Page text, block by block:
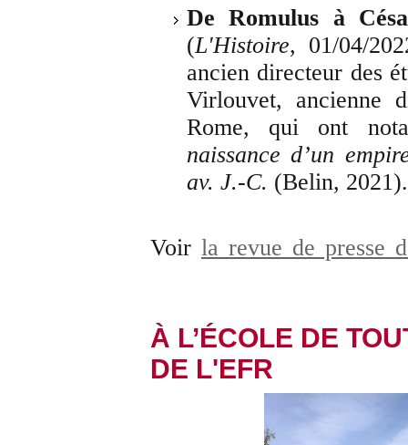
De Romulus à
(L'Histoire, 01/04/
ancien directeur des
Virlouvet, ancienne
Rome, qui ont
naissance d’un
av. J.-C. (Belin, 2021).
Voir la revue de presse
À L’ÉCOLE DE
DE L'EFR